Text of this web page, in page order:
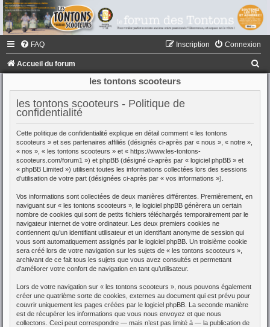
FAQ Connexion
Inscription
Accueil du forum
les tontons scooteurs
les tontons scooteurs - Politique de
confidentialité
Cette politique de confidentialité explique en détail comment « les tontons
scooteurs » et ses partenaires affiliés (désignés ci-après par « nous », « notre »,
« nos », « les tontons scooteurs » et « https://www.les-tontons-
scooteurs.com/forum1 ») et phpBB (désigné ci-après par « logiciel phpBB » et
« phpBB Limited ») utilisent toutes les informations collectées lors des sessions
d’utilisation de votre part (désignées ci-après par « vos informations »).
Vos informations sont collectées de deux manières différentes. Premièrement, en
naviguant sur « les tontons scooteurs », le logiciel phpBB génèrera un certain
nombre de cookies qui sont de petits fichiers téléchargés temporairement par le
navigateur internet de votre ordinateur. Les deux premiers cookies ne
contiennent qu’un identifiant utilisateur et un identifiant anonyme de session qui
vous sont automatiquement assignés par le logiciel phpBB. Un troisième cookie
sera créé lors de votre navigation sur les sujets de « les tontons scooteurs »,
archivant de ce fait tous les sujets que vous avez consultés et permettant
d’améliorer votre confort de navigation en tant qu’utilisateur.
Lors de votre navigation sur « les tontons scooteurs », nous pouvons également
créer une quatrième sorte de cookies, externes au document qui est prévu pour
couvrir uniquement les pages créées par le logiciel phpBB. La seconde manière
est de récupérer les informations que vous nous envoyez et que nous
collectons. Ceci peut correspondre — mais n’est pas limité à — la publication de